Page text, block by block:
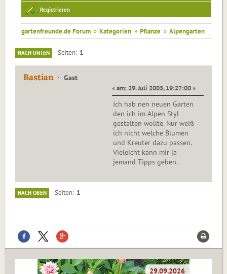
Registrieren
gartenfreunde.de Forum » Kategorien » Pflanze » Alpengarten
NACH UNTEN Seiten 1
Bastian Gast
« am: 29. Juli 2005, 19:27:00 »
Ich hab nen neuen Garten
den ich im Alpen Styl
gestalten wollte. Nur weiß
ich nicht welche Blumen
und Kreuter dazu passen.
Vieleicht kann mir ja
jemand Tipps geben.
NACH OBEN Seiten 1